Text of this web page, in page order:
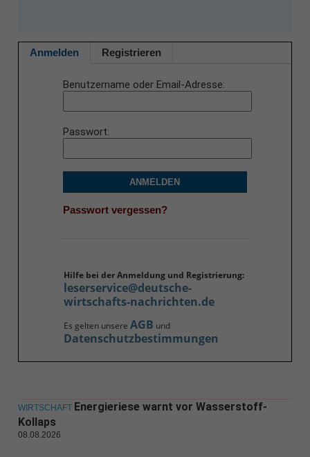
Anmelden Registrieren
Benutzername oder Email-Adresse
Passwort
ANMELDEN
Passwort vergessen?
Hilfe bei der Anmeldung und Registrierung:
leserservice@deutsche-
wirtschafts-nachrichten.de
Es gelten unsere AGB und
Datenschutzbestimmungen
WIRTSCHAFT Energieriese warnt vor Wasserstoff-
Kollaps
08.08.2026